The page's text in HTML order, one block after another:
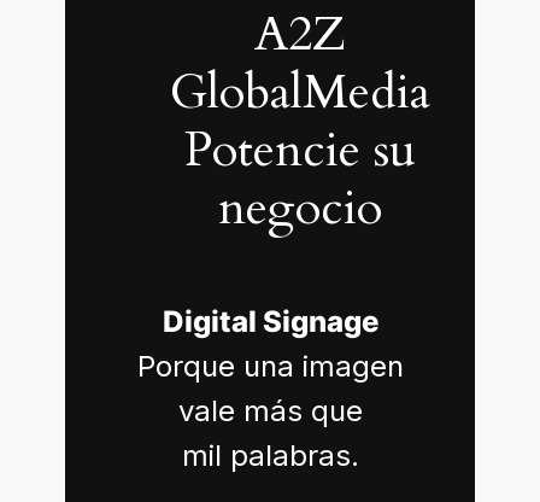
A2Z
GlobalMedia
Potencie su
negocio
Digital Signage
Porque una imagen
vale más que
mil palabras.